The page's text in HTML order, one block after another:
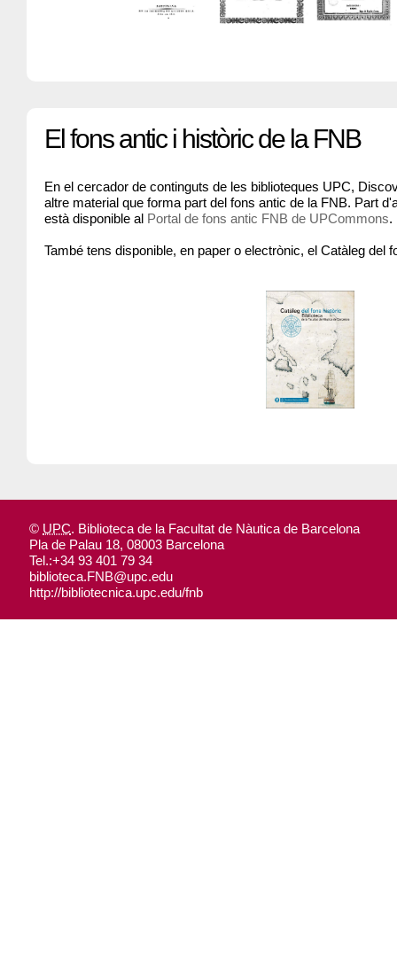
El fons antic i històric de la FNB
En el cercador de continguts de les biblioteques UPC,
altre material que forma part del fons antic de la FNB. Part
està disponible al Portal de fons antic FNB de UPCommons.
També tens disponible, en paper o electrònic, el Catàleg del
© UPC. Biblioteca de la Facultat de Nàutica de Barcelona
Pla de Palau 18, 08003 Barcelona
Tel.:+34 93 401 79 34
biblioteca.FNB@upc.edu
http://bibliotecnica.upc.edu/fnb